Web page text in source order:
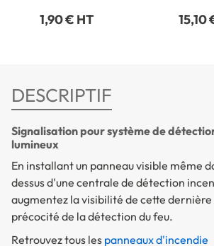
1,90 € HT 15,10
DESCRIPTIF
Signalisation pour système de
lumineux
En installant un panneau visible même
dessus d'une centrale de détection
augmentez la visibilité de cette
précocité de la détection du feu.
Retrouvez tous les panneaux d'incendie